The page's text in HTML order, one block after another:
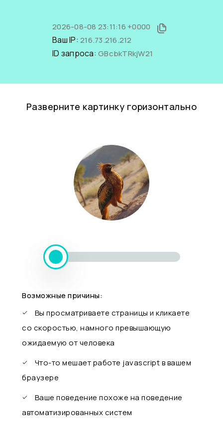
2026-08-08 23:11:16 +0000
Ваш IP: 216.73.216.212
ID запроса: GBcbkTRkjW21
Разверните картинку горизонтально
Возможные причины:
Вы просматриваете страницы и кликаете
со скоростью, намного превышающую
ожидаемую от человека
Что-то мешает работе javascript в вашем
браузере
Ваше поведение похоже на поведение
автоматизированных систем